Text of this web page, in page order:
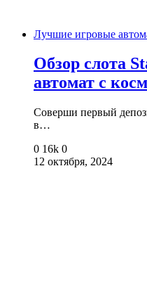
Лучшие игровые
Обзор слота
автомат с
Соверши первый
в…
0 16k 0
12 октября, 2024